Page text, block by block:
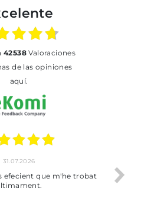
42538Valoraciones
aquí.
17.07.2026
de Vilafranca y no me ha
recoger en tienda